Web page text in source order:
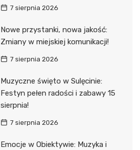
7 sierpnia 2026
Nowe przystanki, nowa jakość:
Zmiany w miejskiej komunikacji!
7 sierpnia 2026
Muzyczne święto w Sulęcinie:
Festyn pełen radości i zabawy 15
sierpnia!
7 sierpnia 2026
Emocje w Obiektywie: Muzyka i